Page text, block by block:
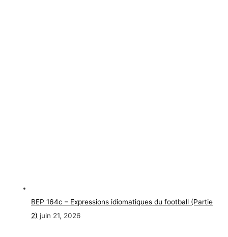
BEP 164c – Expressions idiomatiques du football (Partie
2) juin 21, 2026